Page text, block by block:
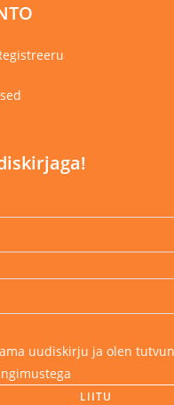
uudiskirju ja olen